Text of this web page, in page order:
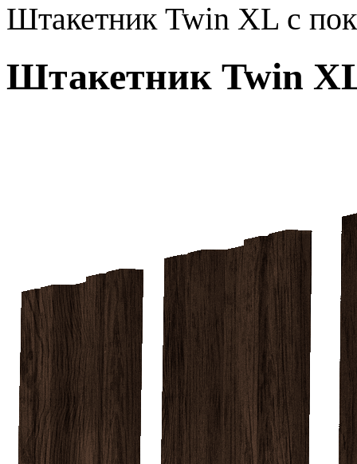
Штакетник Twin XL с
Штакетник Twin